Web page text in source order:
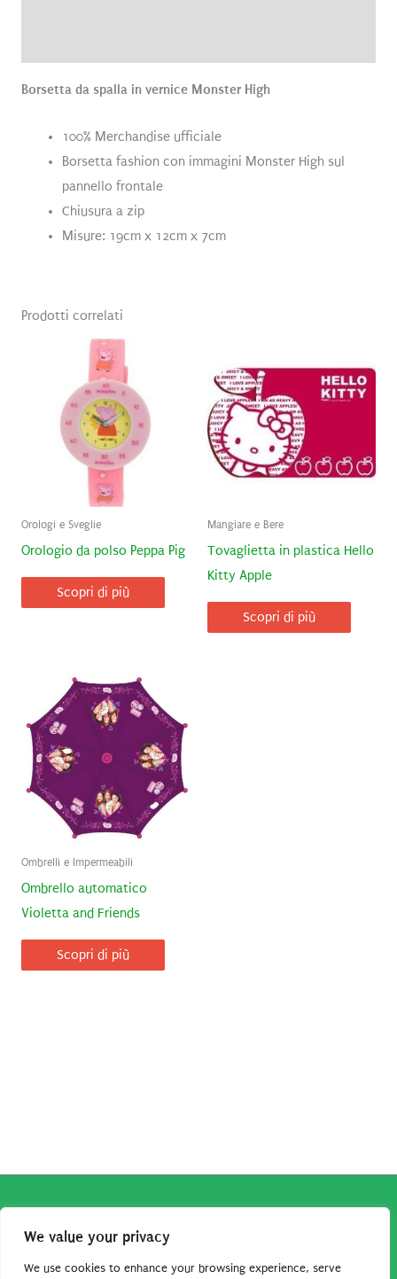
We value your privacy
We use cookies to enhance your browsing experience, serve
Borsetta da spalla in vernice Monster High
100% Merchandise ufficiale
Borsetta fashion con immagini Monster High sul
pannello frontale
Chiusura a zip
Misure: 19cm x 12cm x 7cm
Prodotti correlati
Orologi e Sveglie
Orologio da polso Peppa Pig
Scopri di più
Mangiare e Bere
Tovaglietta in plastica Hello
Kitty Apple
Scopri di più
Ombrelli e Impermeabili
Ombrello automatico
Violetta and Friends
Scopri di più
associato Amazon percepisce dei ricavi da acquisti idonei.
Tutti i guadagni sono direttamente reinvestiti in questo sito